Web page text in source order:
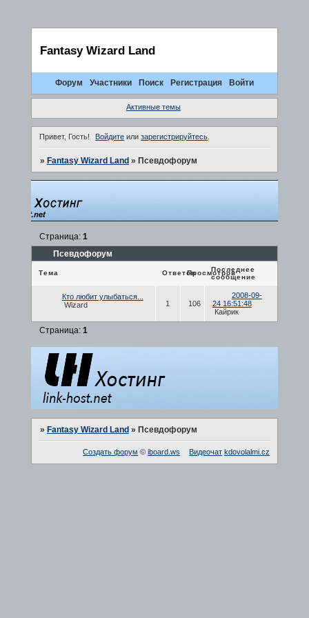
Fantasy Wizard Land
Форум Участники Поиск Регистрация Войти
Активные темы
Привет, Гость! Войдите илизарегистрируйтесь.
» Fantasy Wizard Land » Псевдофорум
Псевдофорум
Страница: 1
Тема ОтветовПросмотров
Последнее
сообщение
Кто любит улыбаться...
Wizard
1 106
2008-09-
24 16:51:48
Кайрик
Страница: 1
» Fantasy Wizard Land » Псевдофорум
Создать форум ©iboard.ws Видеочат kdovolalmi.cz